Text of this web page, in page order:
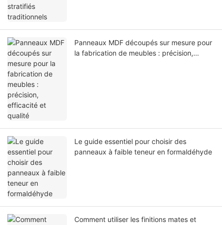
Panneaux MDF découpés sur mesure pour
la fabrication de meubles : précision,
Le guide essentiel pour choisir des
panneaux à faible teneur en formaldéhyde
Comment utiliser les finitions mates et